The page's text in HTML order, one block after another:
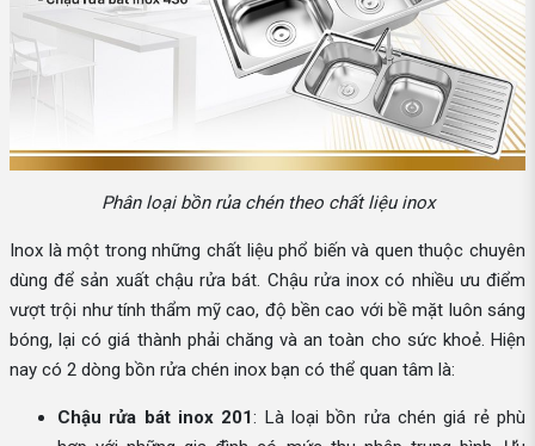
Phân loại bồn rủa chén theo chất liệu inox
Inox là một trong những chất liệu phổ biến và quen thuộc chuyên
dùng để sản xuất chậu rửa bát. Chậu rửa inox có nhiều ưu điểm
vượt trội như tính thẩm mỹ cao, độ bền cao với bề mặt luôn sáng
bóng, lại có giá thành phải chăng và an toàn cho sức khoẻ. Hiện
nay có 2 dòng bồn rửa chén inox bạn có thể quan tâm là:
Chậu rửa bát inox 201: Là loại bồn rửa chén giá rẻ phù